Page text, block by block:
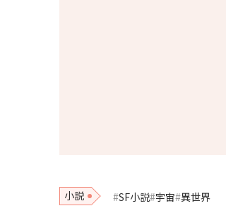
小説 SF小説 宇宙 異世界